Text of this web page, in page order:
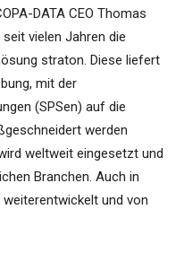
DATA CEO Thomas
vielen Jahren die
straton. Diese liefert
mit der
(SPSen) auf die
werden
weltweit eingesetzt und
Branchen. Auch in
und von